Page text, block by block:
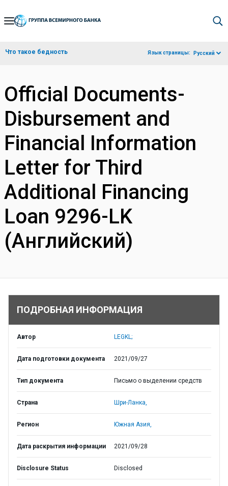
Skip
Navigation
Что такое бедность Язык страницы: Русский
Official Documents-
Disbursement and
Financial Information
Letter for Third
Additional Financing
Loan 9296-LK
(Английский)
ПОДРОБНАЯ ИНФОРМАЦИЯ
Автор LEGKL;
Дата подготовки документа 2021/09/27
Тип документа Письмо о выделении средств
Страна Шри-Ланка,
Регион Южная Азия,
Дата раскрытия информации 2021/09/28
Disclosure Status Disclosed